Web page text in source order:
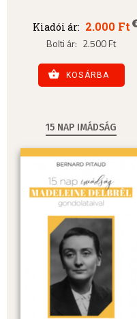
Kiadói ár: 2.000 Ft
Bolti ár: 2.500 Ft
KOSÁRBA
15 NAP IMÁDSÁG